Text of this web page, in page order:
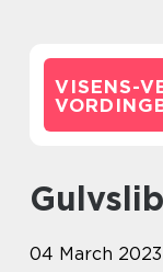
VISENS-
04 March 2023